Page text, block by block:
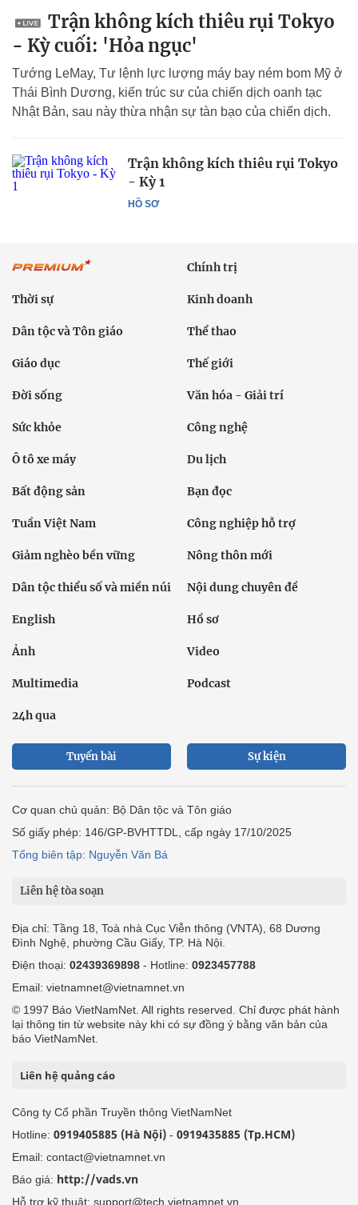
Trận không kích thiêu rụi Tokyo
- Kỳ cuối: 'Hỏa ngục'
Tướng LeMay, Tư lệnh lực lượng máy bay ném bom Mỹ ở
Thái Bình Dương, kiến trúc sư của chiến dịch oanh tạc
Nhật Bản, sau này thừa nhận sự tàn bạo của chiến dịch.
HỒ SƠ
Trận không kích thiêu rụi Tokyo
- Kỳ 1
Chính trị
Thời sự Kinh doanh
Dân tộc và Tôn giáo Thể thao
Giáo dục Thế giới
Đời sống Văn hóa - Giải trí
Sức khỏe Công nghệ
Ô tô xe máy Du lịch
Bất động sản Bạn đọc
Tuần Việt Nam Công nghiệp hỗ trợ
Giảm nghèo bền vững Nông thôn mới
Dân tộc thiểu số và miền núi Nội dung chuyên đề
English Hồ sơ
Ảnh Video
Multimedia Podcast
24h qua
Tuyến bài Sự kiện
Cơ quan chủ quản: Bộ Dân tộc và Tôn giáo
Số giấy phép: 146/GP-BVHTTDL, cấp ngày 17/10/2025
Tổng biên tập: Nguyễn Văn Bá
Liên hệ tòa soạn
Địa chỉ: Tầng 18, Toà nhà Cục Viễn thông (VNTA), 68 Dương
Đình Nghệ, phường Cầu Giấy, TP. Hà Nội.
Điện thoại: 02439369898 - Hotline: 0923457788
Email: vietnamnet@vietnamnet.vn
© 1997 Báo VietNamNet. All rights reserved. Chỉ được phát hành
lại thông tin từ website này khi có sự đồng ý bằng văn bản của
báo VietNamNet.
Liên hệ quảng cáo
Công ty Cổ phần Truyền thông VietNamNet
Hotline: 0919405885 (Hà Nội) - 0919435885 (Tp.HCM)
Email: contact@vietnamnet.vn
Báo giá: http://vads.vn
Hỗ trợ kỹ thuật: support@tech.vietnamnet.vn